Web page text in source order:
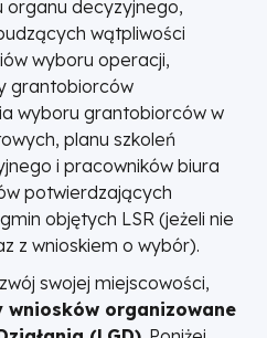
organu decyzyjnego,
wątpliwości
wyboru operacji,
grantobiorców
wyboru grantobiorców w
planu szkoleń
i pracowników biura
potwierdzających
objętych LSR (jeżeli nie
z wnioskiem o wybór).
swojej miejscowości,
wniosków organizowane